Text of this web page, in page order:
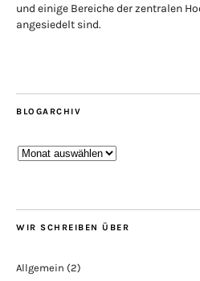
und einige Bereiche der zentralen
angesiedelt sind.
BLOGARCHIV
Blogarchiv
WIR SCHREIBEN ÜBER
Allgemein (2)